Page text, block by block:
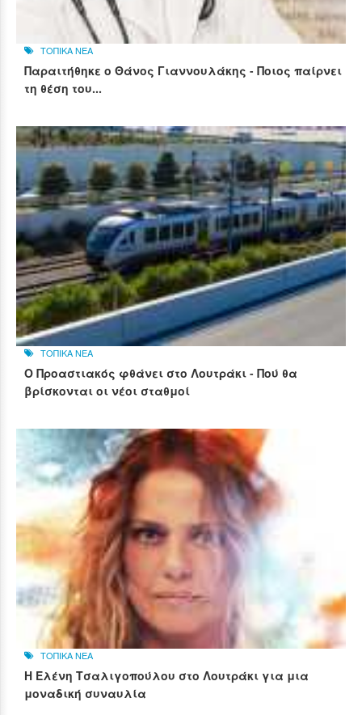
ΤΟΠΙΚΑ ΝΕΑ
Παραιτήθηκε ο Θάνος Γιαννουλάκης - Ποιος παίρνει
τη θέση του...
ΤΟΠΙΚΑ ΝΕΑ
Ο Προαστιακός φθάνει στο Λουτράκι - Πού θα
βρίσκονται οι νέοι σταθμοί
ΤΟΠΙΚΑ ΝΕΑ
Η Ελένη Τσαλιγοπούλου στο Λουτράκι για μια
μοναδική συναυλία